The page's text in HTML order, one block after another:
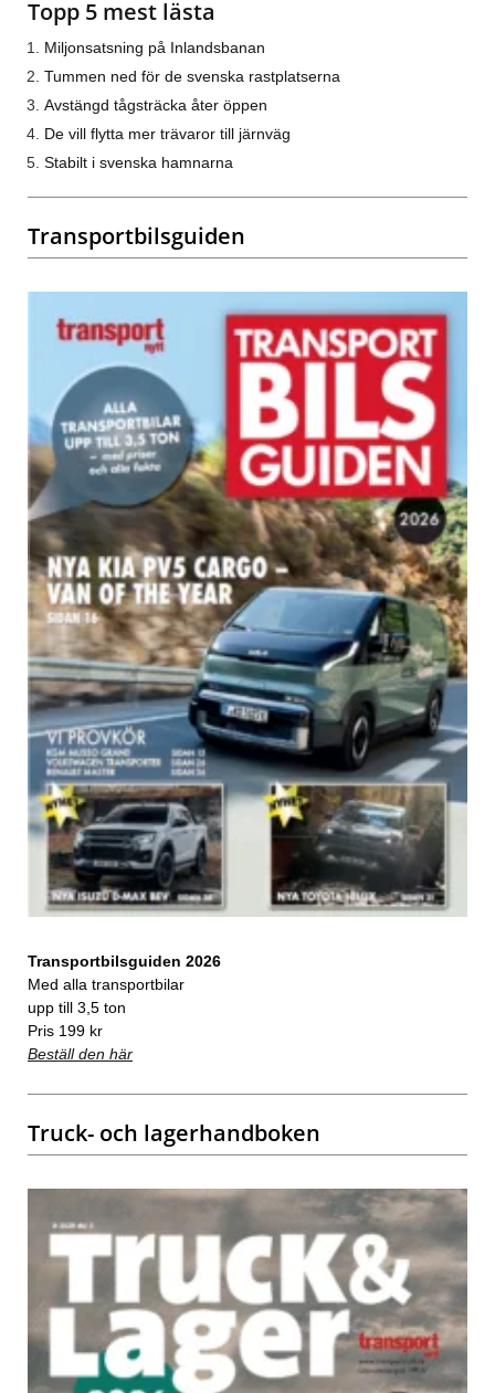
Topp 5 mest lästa
Miljonsatsning på Inlandsbanan
Tummen ned för de svenska rastplatserna
Avstängd tågsträcka åter öppen
De vill flytta mer trävaror till järnväg
Stabilt i svenska hamnarna
Transportbilsguiden
Transportbilsguiden 2026
Med alla transportbilar
upp till 3,5 ton
Pris 199 kr
Beställ den här
Truck- och lagerhandboken